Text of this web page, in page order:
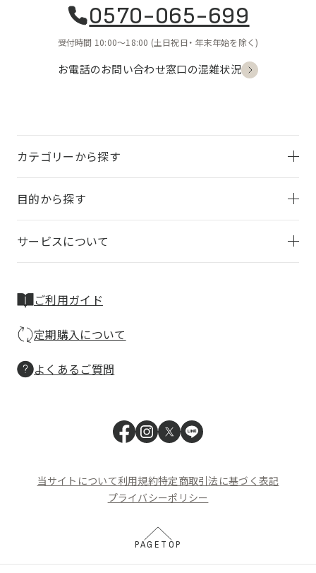
0570-065-699
受付時間 10:00〜18:00 (土日祝日・ 年末年始を除く)
お電話のお問い合わせ窓口の混雑状況
カテゴリーから探す
目的から探す
サービスについて
ご利用ガイド
定期購入について
よくあるご質問
当サイトについて利用規約特定商取引法に基づく表記
プライバシーポリシー
PAGETOP